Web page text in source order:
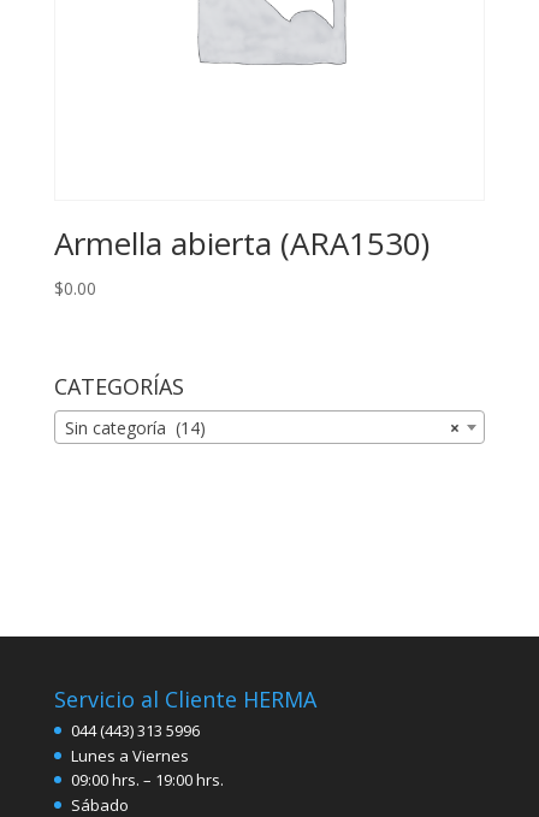
Armella abierta (ARA1530)
$0.00
CATEGORÍAS
×
Sin categoría (14)
Servicio al Cliente HERMA
044 (443) 313 5996
Lunes a Viernes
09:00 hrs. – 19:00 hrs.
Sábado